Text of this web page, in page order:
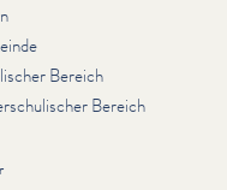
Bereich
Bereich